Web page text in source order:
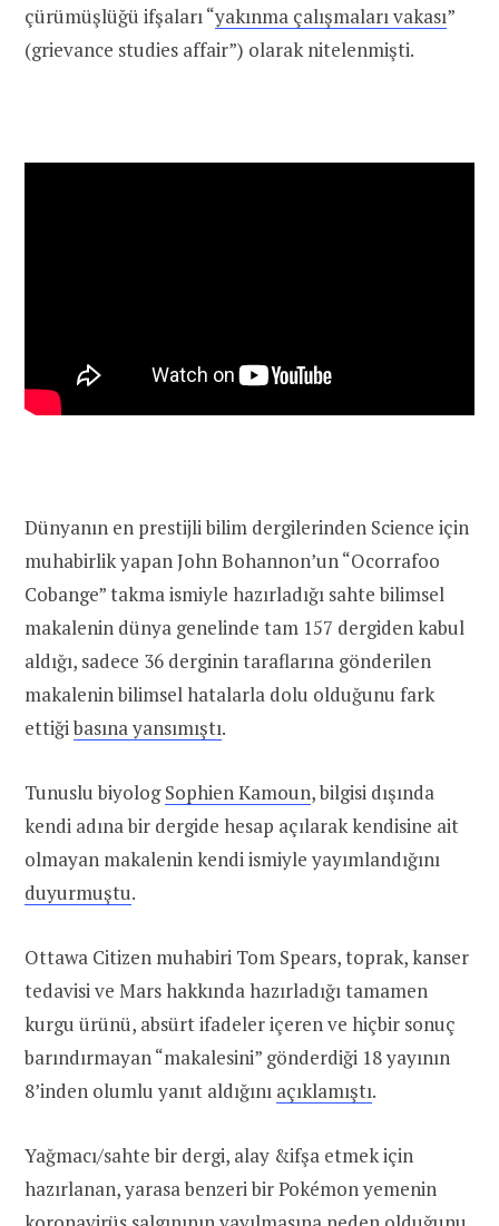
çürümüşlüğü ifşaları “yakınma çalışmaları vakası”
(grievance studies affair”) olarak nitelenmişti.
Dünyanın en prestijli bilim dergilerinden Science için
muhabirlik yapan John Bohannon’un “Ocorrafoo
Cobange” takma ismiyle hazırladığı sahte bilimsel
makalenin dünya genelinde tam 157 dergiden kabul
aldığı, sadece 36 derginin taraflarına gönderilen
makalenin bilimsel hatalarla dolu olduğunu fark
ettiğibasına yansımıştı.
Tunuslu biyologSophien Kamoun, bilgisi dışında
kendi adına bir dergide hesap açılarak kendisine ait
olmayan makalenin kendi ismiyle yayımlandığını
duyurmuştu.
Ottawa Citizen muhabiri Tom Spears, toprak, kanser
tedavisi ve Mars hakkında hazırladığı tamamen
kurgu ürünü, absürt ifadeler içeren ve hiçbir sonuç
barındırmayan “makalesini” gönderdiği 18 yayının
8’inden olumlu yanıt aldığını açıklamıştı.
Yağmacı/sahte bir dergi, alay &ifşa etmek için
hazırlanan, yarasa benzeri bir Pokémon yemenin